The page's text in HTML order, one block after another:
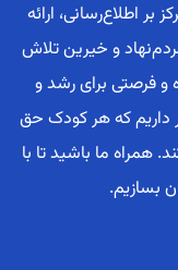
بر اطلاع‌رسانی، ارائه
و خیرین تلاش
و فرصتی برای رشد و
داریم که هر کودک حق
همراه ما باشید تا با
بسازیم.